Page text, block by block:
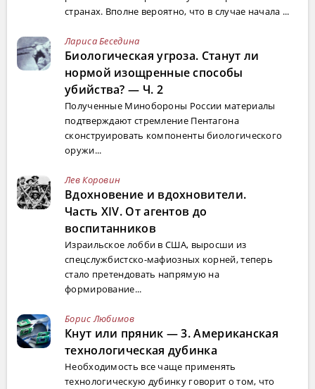
странах. Вполне вероятно, что в случае начала ...
Лариса Беседина
Биологическая угроза. Станут ли
нормой изощренные способы
убийства? — Ч. 2
Полученные Минобороны России материалы
подтверждают стремление Пентагона
сконструировать компоненты биологического
оружи...
Лев Коровин
Вдохновение и вдохновители.
Часть XIV. От агентов до
воспитанников
Израильское лобби в США, выросши из
спецслужбистско-мафиозных корней, теперь
стало претендовать напрямую на
формирование...
Борис Любимов
Кнут или пряник — 3. Американская
технологическая дубинка
Необходимость все чаще применять
технологическую дубинку говорит о том, что